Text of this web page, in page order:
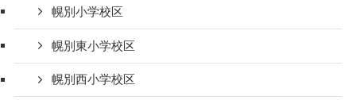
幌別小学校区
幌別東小学校区
幌別西小学校区